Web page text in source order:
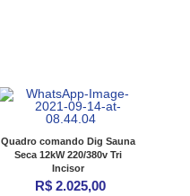
Quadro comando Dig Sauna
Seca 12kW 220/380v Tri
Incisor
R$ 2.025,00